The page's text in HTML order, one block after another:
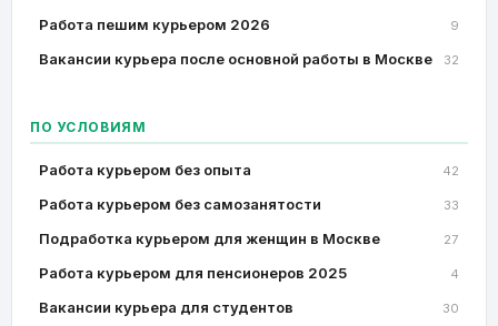
Работа пешим курьером 2026 9
Вакансии курьера после основной работы в Москве 32
ПО УСЛОВИЯМ
Работа курьером без опыта 42
Работа курьером без самозанятости 33
Подработка курьером для женщин в Москве 27
Работа курьером для пенсионеров 2025 4
Вакансии курьера для студентов 30